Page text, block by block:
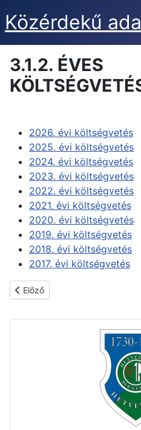
Közérdekű
3.1.2. ÉVES
2026. évi költségvetés
2025. évi költségvetés
2024. évi költségvetés
2023. évi költségvetés
2022. évi költségvetés
2021. évi költségvetés
2020. évi költségvetés
2019. évi költségvetés
2018. évi költségvetés
2017. évi költségvetés
Előző cikk: 3.6. NEM
Előző